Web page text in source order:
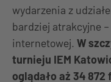
wydarzenia z
bardziej atrakcyjne
internetowej. W
turnieju IEM
oglądało aż 34